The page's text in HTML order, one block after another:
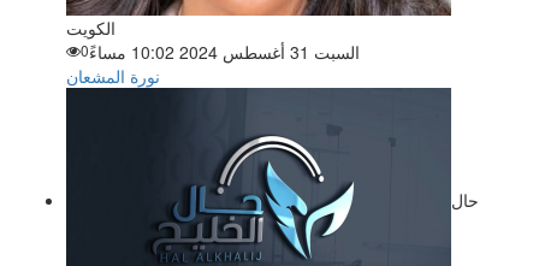
الكويت
السبت 31 أغسطس 2024 10:02 مساءً
0
نورة المشعان
حال